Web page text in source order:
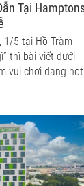
Tại
1/5 tại Hồ Tràm
thì bài viết dưới
vui chơi đang hot